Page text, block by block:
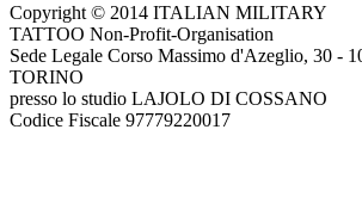
Copyright © 2014 ITALIAN MILITARY
TATTOO Non-Profit-Organisation
Sede Legale Corso Massimo d'Azeglio, 30 -
TORINO
presso lo studio LAJOLO DI COSSANO
Codice Fiscale 97779220017